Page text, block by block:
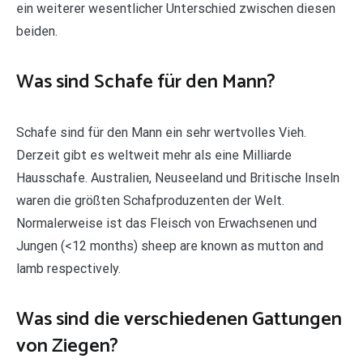
ein weiterer wesentlicher Unterschied zwischen diesen
beiden.
Was sind Schafe für den Mann?
Schafe sind für den Mann ein sehr wertvolles Vieh.
Derzeit gibt es weltweit mehr als eine Milliarde
Hausschafe. Australien, Neuseeland und Britische Inseln
waren die größten Schafproduzenten der Welt.
Normalerweise ist das Fleisch von Erwachsenen und
Jungen (<12 months) sheep are known as mutton and
lamb respectively.
Was sind die verschiedenen Gattungen
von Ziegen?